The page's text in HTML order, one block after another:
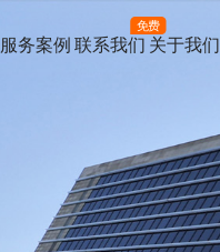
服务案例 联系我们
免费
关于我们